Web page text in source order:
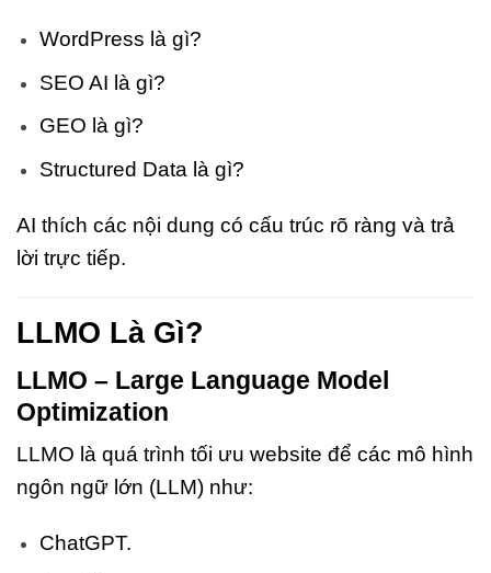
WordPress là gì?
SEO AI là gì?
GEO là gì?
Structured Data là gì?
AI thích các nội dung có cấu trúc rõ ràng và trả
lời trực tiếp.
LLMO Là Gì?
LLMO – Large Language Model
Optimization
LLMO là quá trình tối ưu website để các mô hình
ngôn ngữ lớn (LLM) như:
ChatGPT.